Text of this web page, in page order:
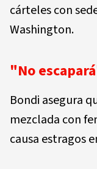
cárteles con
Washington.
"No
Bondi asegura
mezclada con
causa estragos